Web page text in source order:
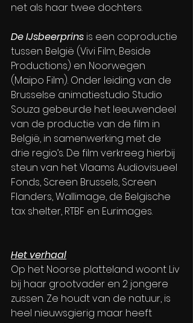
net als haar twee dochters.
De IJsbeerprins is een coproductie
tussen België (Vivi Film, Beside
Productions) en Noorwegen
(Maipo Film). Onder leiding van de
Brusselse animatiestudio Studio
Souza gebeurde het leeuwendeel
van de productie van de film in
België, in samenwerking met de
drie regio’s. De film verkreeg hierbij
steun van het Vlaams Audiovisueel
Fonds, Screen Brussels, Screen
Flanders, Wallimage, de Belgische
tax shelter, RTBF en Eurimages.
Het verhaal
Op het Noorse platteland woont Liv
bij haar grootvader en 2 jongere
zussen. Ze houdt van de natuur, is
heel nieuwsgierig maar heeft